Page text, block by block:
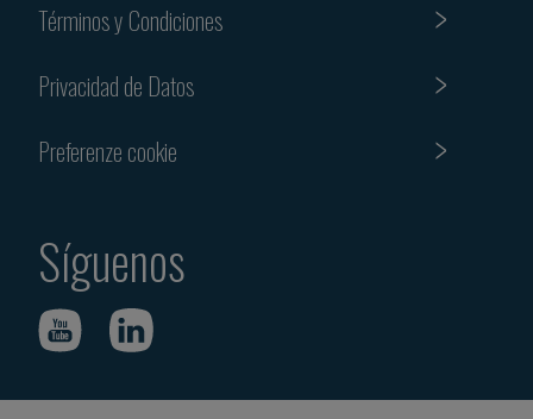
Términos y Condiciones
Privacidad de Datos
Preferenze cookie
Síguenos